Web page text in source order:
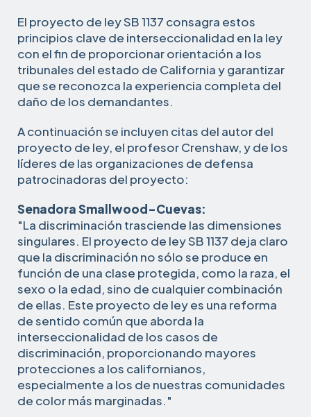
El proyecto de ley SB 1137 consagra estos
principios clave de interseccionalidad en la ley
con el fin de proporcionar orientación a los
tribunales del estado de California y garantizar
que se reconozca la experiencia completa del
daño de los demandantes.
A continuación se incluyen citas del autor del
proyecto de ley, el profesor Crenshaw, y de los
líderes de las organizaciones de defensa
patrocinadoras del proyecto:
Senadora Smallwood-Cuevas:
"La discriminación trasciende las dimensiones
singulares. El proyecto de ley SB 1137 deja claro
que la discriminación no sólo se produce en
función de una clase protegida, como la raza, el
sexo o la edad, sino de cualquier combinación
de ellas. Este proyecto de ley es una reforma
de sentido común que aborda la
interseccionalidad de los casos de
discriminación, proporcionando mayores
protecciones a los californianos,
especialmente a los de nuestras comunidades
de color más marginadas."